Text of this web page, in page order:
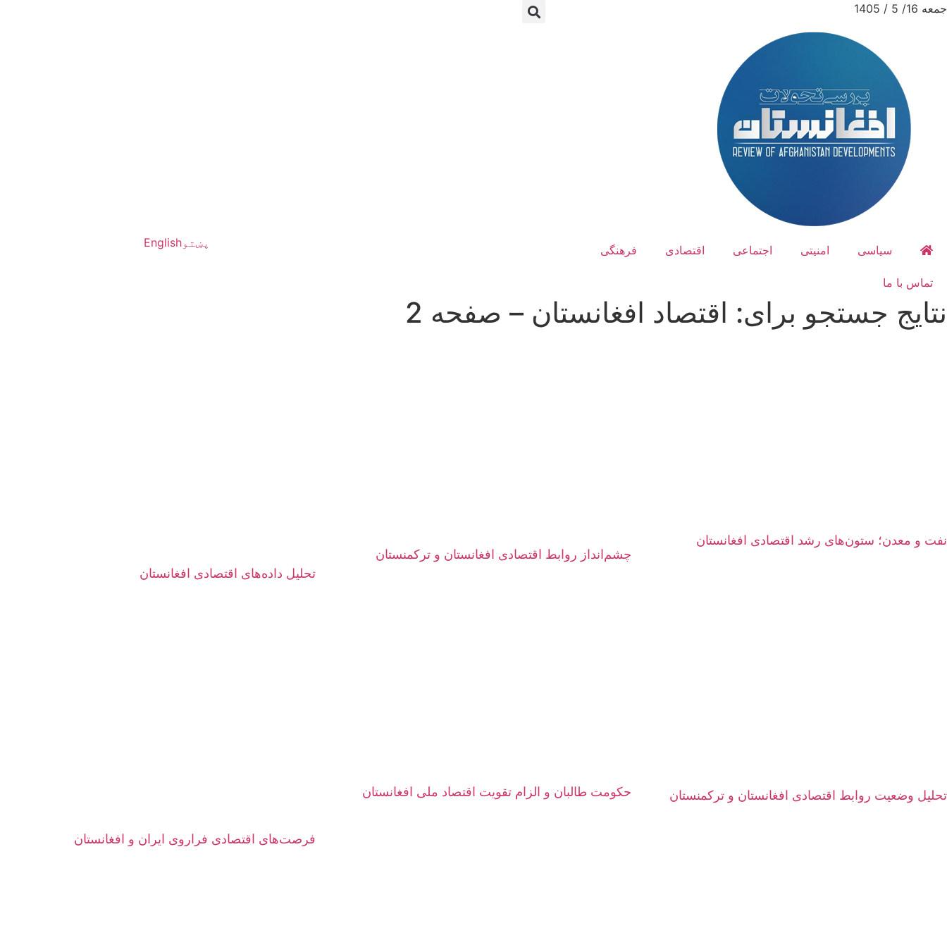
جمعه 16/ 5 / 1405
سیاسی امنیتی اجتماعی اقتصادی فرهنگی
تماس با ما
پښتوEnglish
نتایج جستجو برای: اقتصاد افغانستان – صفحه 2
نفت و معدن؛ ستون‌های رشد اقتصادی افغانستان
چشم‌انداز روابط اقتصادی افغانستان و ترکمنستان
تحلیل داده‌های اقتصادی افغانستان
تحلیل وضعیت روابط اقتصادی افغانستان و ترکمنستان حکومت طالبان و الزام تقویت اقتصاد ملی افغانستان
فرصت‌های اقتصادی فراروی ایران و افغانستان